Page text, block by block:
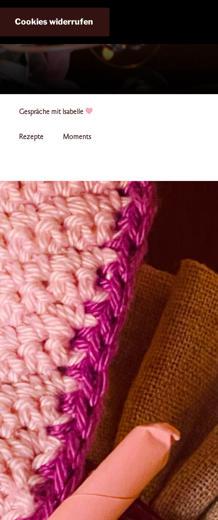
Gespräche mit Isabelle
Rezepte Moments
Cookies widerrufen